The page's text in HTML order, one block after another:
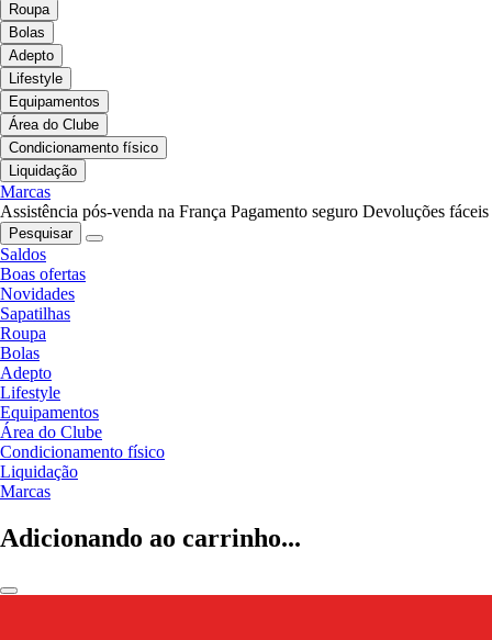
Roupa
Bolas
Adepto
Lifestyle
Equipamentos
Área do Clube
Condicionamento físico
Liquidação
Marcas
Assistência pós-venda na França Pagamento seguro Devoluções fáceis
Pesquisar
Saldos
Boas ofertas
Novidades
Sapatilhas
Roupa
Bolas
Adepto
Lifestyle
Equipamentos
Área do Clube
Condicionamento físico
Liquidação
Marcas
Adicionando ao carrinho...